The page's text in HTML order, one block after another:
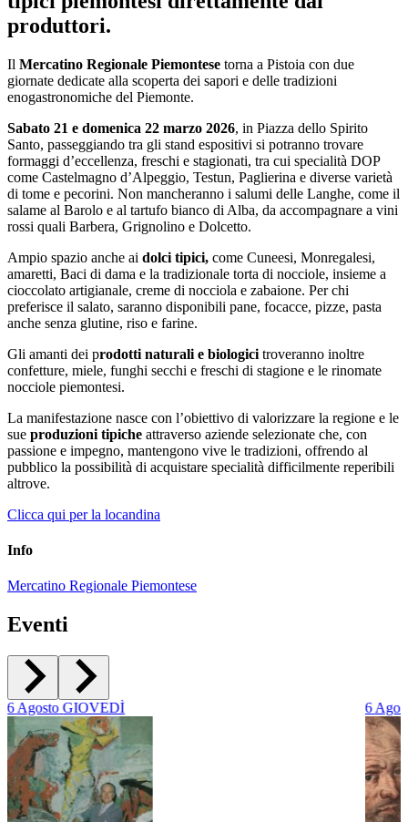
produttori.
Il Mercatino Regionale Piemontese torna a Pistoia con due
giornate dedicate alla scoperta dei sapori e delle tradizioni
enogastronomiche del Piemonte.
Sabato 21 e domenica 22 marzo 2026, in Piazza dello Spirito
Santo, passeggiando tra gli stand espositivi si potranno trovare
formaggi d’eccellenza, freschi e stagionati, tra cui specialità DOP
come Castelmagno d’Alpeggio, Testun, Paglierina e diverse varietà
di tome e pecorini. Non mancheranno i salumi delle Langhe, come il
salame al Barolo e al tartufo bianco di Alba, da accompagnare a vini
rossi quali Barbera, Grignolino e Dolcetto.
Ampio spazio anche ai dolci tipici, come Cuneesi, Monregalesi,
amaretti, Baci di dama e la tradizionale torta di nocciole, insieme a
cioccolato artigianale, creme di nocciola e zabaione. Per chi
preferisce il salato, saranno disponibili pane, focacce, pizze, pasta
anche senza glutine, riso e farine.
Gli amanti dei prodotti naturali e biologici troveranno inoltre
confetture, miele, funghi secchi e freschi di stagione e le rinomate
nocciole piemontesi.
La manifestazione nasce con l’obiettivo di valorizzare la regione e le
sue produzioni tipiche attraverso aziende selezionate che, con
passione e impegno, mantengono vive le tradizioni, offrendo al
pubblico la possibilità di acquistare specialità difficilmente reperibili
altrove.
Clicca qui per la locandina
Info
Mercatino Regionale Piemontese
Eventi
6Agosto GIOVEDÌ 6